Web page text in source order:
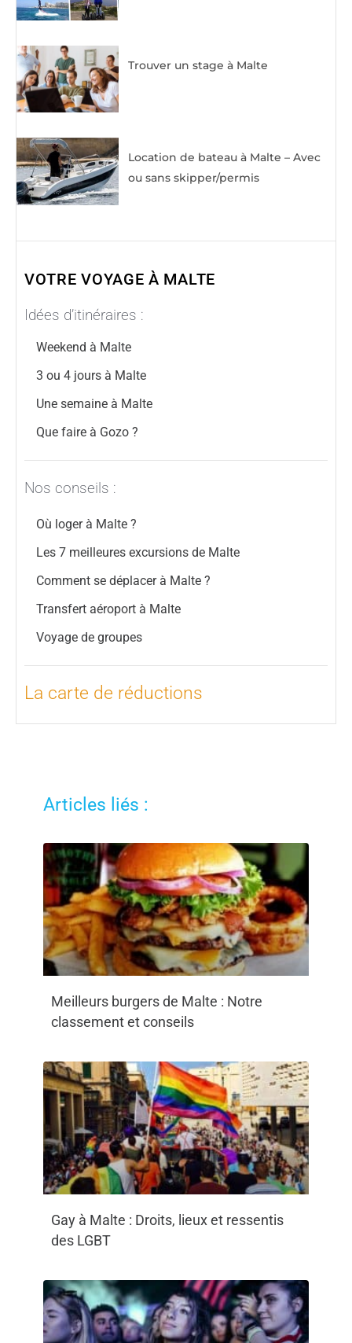
Trouver un stage à Malte
Location de bateau à Malte – Avec
ou sans skipper/permis
VOTRE VOYAGE À MALTE
Idées d’itinéraires :
Weekend à Malte
3 ou 4 jours à Malte
Une semaine à Malte
Que faire à Gozo ?
Nos conseils :
Où loger à Malte ?
Les 7 meilleures excursions de Malte
Comment se déplacer à Malte ?
Transfert aéroport à Malte
Voyage de groupes
La carte de réductions
Articles liés :
Meilleurs burgers de Malte : Notre
classement et conseils
Gay à Malte : Droits, lieux et ressentis
des LGBT